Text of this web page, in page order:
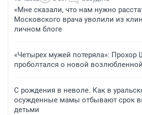
«Мне сказали, что нам нужно
Московского врача уволили из
личном блоге
«Четырех мужей потеряла»: Прохор
проболтался о новой возлюбленной
С рождения в неволе. Как в
осужденные мамы отбывают срок
детьми